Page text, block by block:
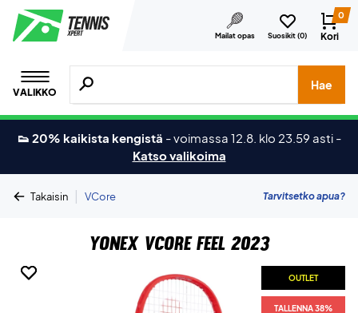
Mailat opas Suosikit (0)
0
Kori
VALIKKO
Hae tuotteita, merkkejä jne.
Hae
👟 20% kaikista kengistä -voimassa 12.8. klo 23.59 asti -
Katso valikoima
Takaisin | VCore Tarvitsetko apua?
Yonex VCore Feel 2023
OUTLET
TALLENNA 38%
OUTLET
TALLENNA 38%